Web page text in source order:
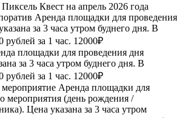
Квест на апрель 2026 года
Аренда площадки для проведения
за 3 часа утром буднего дня. В
за 1 час. 12000₽
площадки для проведения дня
за 3 часа утром буднего дня. В
за 1 час. 12000₽
Аренда площадки для
мероприятия (день рождения /
Цена указана за 3 часа утром